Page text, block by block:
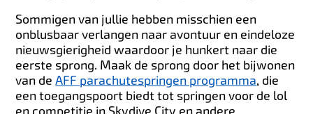
Sommigen van jullie hebben misschien een
onblusbaar verlangen naar avontuur en eindeloze
nieuwsgierigheid waardoor je hunkert naar die
eerste sprong. Maak de sprong door het bijwonen
van deAFF parachutespringen programma, die
een toegangspoort biedt tot springen voor de lol